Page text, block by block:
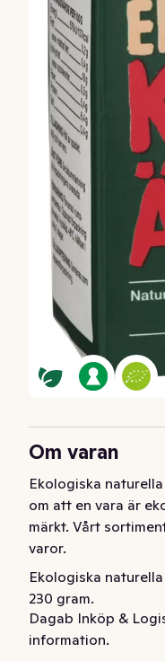
Om varan
Ekologiska
om att en vara är
märkt. Vårt
varor.
Ekologiska
230 gram.
Dagab Inköp &
information.